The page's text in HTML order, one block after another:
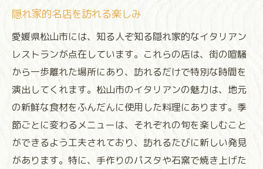
隠れ家的名店を訪れる楽しみ
愛媛県松山市には、知る人ぞ知る隠れ家的なイタリアン
レストランが点在しています。これらの店は、街の喧騒
から一歩離れた場所にあり、訪れるだけで特別な時間を
演出してくれます。松山市のイタリアンの魅力は、地元
の新鮮な食材をふんだんに使用した料理にあります。季
節ごとに変わるメニューは、それぞれの旬を楽しむこと
ができるよう工夫されており、訪れるたびに新しい発見
があります。特に、手作りのパスタや石窯で焼き上げた